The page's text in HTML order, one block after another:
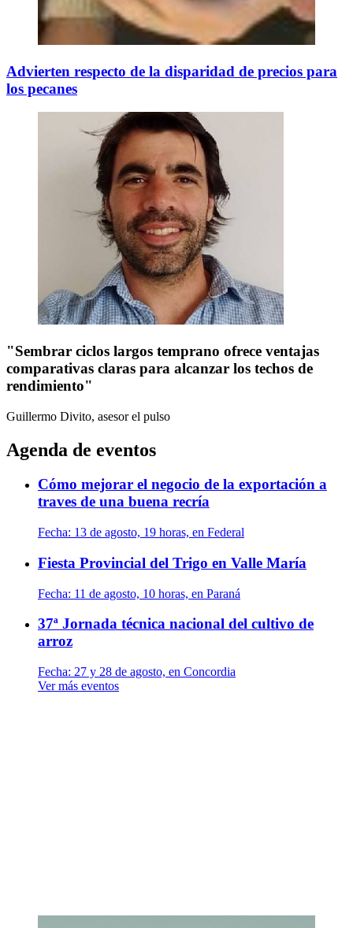
Advierten respecto de la disparidad de precios para
los pecanes
"Sembrar ciclos largos temprano ofrece ventajas
comparativas claras para alcanzar los techos de
rendimiento"
Guillermo Divito, asesor el pulso
Agenda de eventos
Cómo mejorar el negocio de la exportación a
traves de una buena recría
Fecha: 13 de agosto, 19 horas, en Federal
Fiesta Provincial del Trigo en Valle María
Fecha: 11 de agosto, 10 horas, en Paraná
37ª Jornada técnica nacional del cultivo de
arroz
Fecha: 27 y 28 de agosto, en Concordia
Ver más eventos